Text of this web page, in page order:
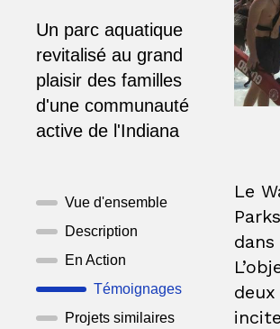
Un parc aquatique
revitalisé au grand
plaisir des familles
d'une communauté
active de l'Indiana
Vue d'ensemble
Description
En Action
Témoignages
Projets similaires
Le